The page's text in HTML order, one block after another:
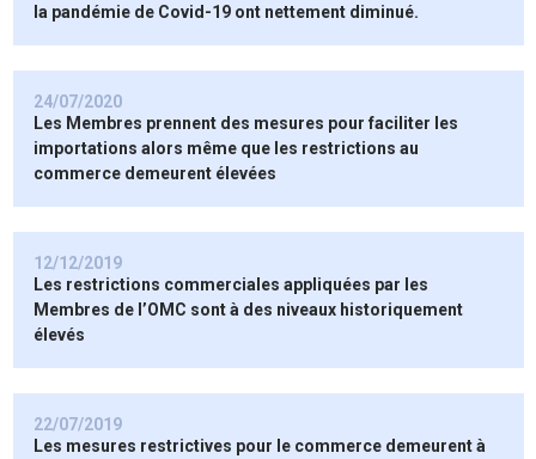
la pandémie de Covid-19 ont nettement diminué.
24/07/2020
Les Membres prennent des mesures pour faciliter les
importations alors même que les restrictions au
commerce demeurent élevées
12/12/2019
Les restrictions commerciales appliquées par les
Membres de l’OMC sont à des niveaux historiquement
élevés
22/07/2019
Les mesures restrictives pour le commerce demeurent à